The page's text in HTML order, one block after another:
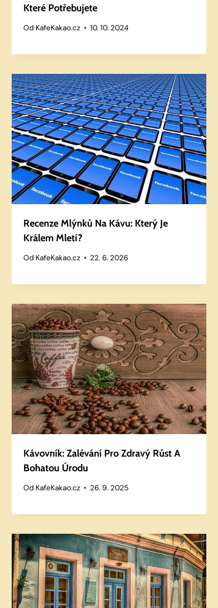
Které Potřebujete
Od KafeKakao.cz 10. 10. 2024
Recenze Mlýnků Na Kávu: Který Je
Králem Mletí?
Od KafeKakao.cz 22. 6. 2026
Kávovník: Zalévání Pro Zdravý Růst A
Bohatou Úrodu
Od KafeKakao.cz 26. 9. 2025